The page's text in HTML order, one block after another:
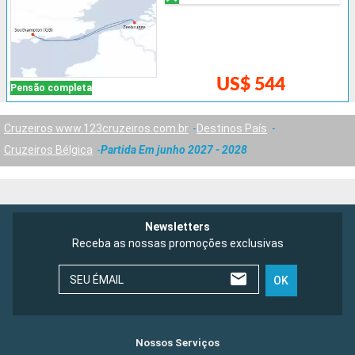
Pensão completa US$ 544
Cruzeiros www.123cruzeiros.com.br
Destinos País
Cruzeiros Bélgica
Partida Em junho 2027 - 2028
Newsletters
Receba as nossas promoções exclusivas
SEU ÉMAIL OK
Nossos Serviços